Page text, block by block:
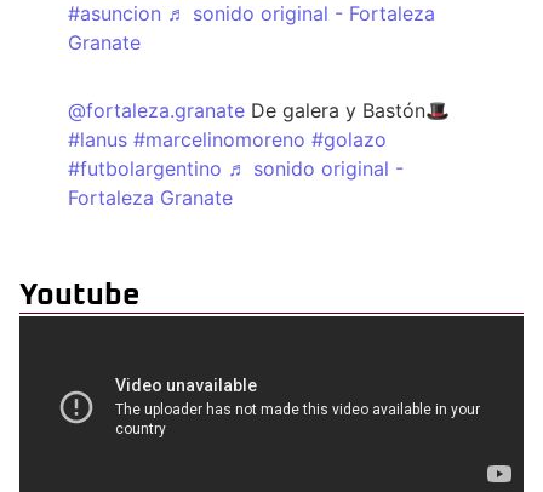
#asuncion ♬ sonido original - Fortaleza
Granate
@fortaleza.granate De galera y Bastón🎩
#lanus #marcelinomoreno #golazo
#futbolargentino ♬ sonido original -
Fortaleza Granate
Youtube